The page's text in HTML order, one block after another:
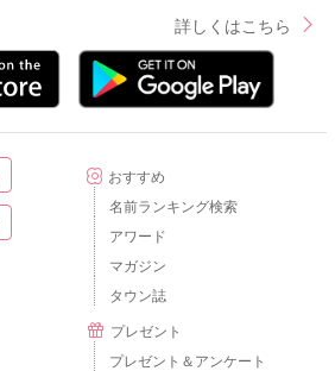
詳しくはこちら
おすすめ
名前ランキング検索
アワード
マガジン
タウン誌
プレゼント
プレゼント＆アンケート